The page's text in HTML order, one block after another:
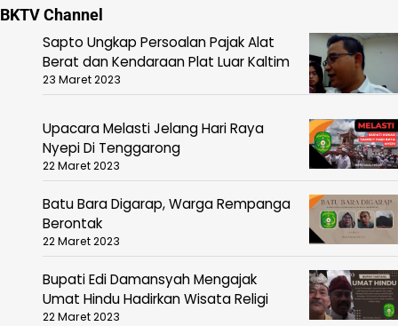
BKTV Channel
Sapto Ungkap Persoalan Pajak Alat
Berat dan Kendaraan Plat Luar Kaltim
23 Maret 2023
Upacara Melasti Jelang Hari Raya
Nyepi Di Tenggarong
22 Maret 2023
Batu Bara Digarap, Warga Rempanga
Berontak
22 Maret 2023
Bupati Edi Damansyah Mengajak
Umat Hindu Hadirkan Wisata Religi
22 Maret 2023